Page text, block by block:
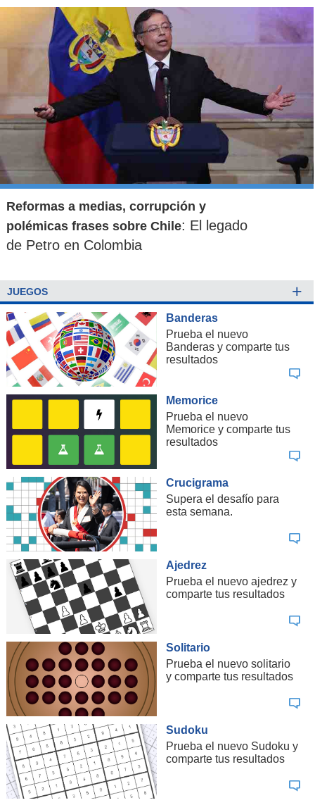
Reformas a medias, corrupción y
polémicas frases sobre Chile: El legado
de Petro en Colombia
JUEGOS +
Banderas
Prueba el nuevo
Banderas y comparte tus
resultados
Memorice
Prueba el nuevo
Memorice y comparte tus
resultados
Crucigrama
Supera el desafío para
esta semana.
Ajedrez
Prueba el nuevo ajedrez y
comparte tus resultados
Solitario
Prueba el nuevo solitario
y comparte tus resultados
Sudoku
Prueba el nuevo Sudoku y
comparte tus resultados